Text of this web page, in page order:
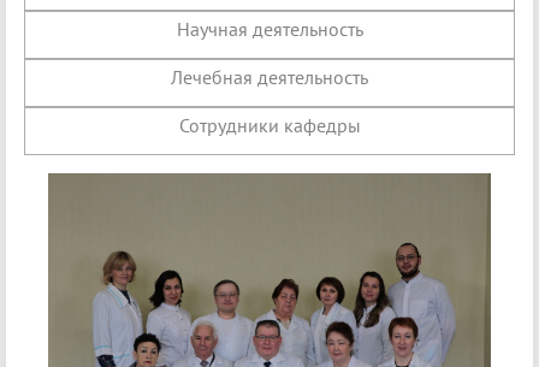
Научная деятельность
Лечебная деятельность
Сотрудники кафедры